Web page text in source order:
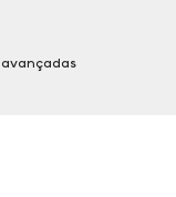
avançadas